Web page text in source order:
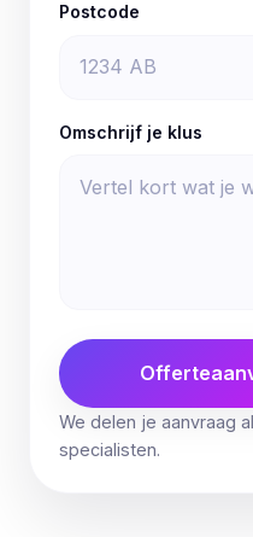
Postcode
Omschrijf je klus
We delen je aanvraag
specialisten.